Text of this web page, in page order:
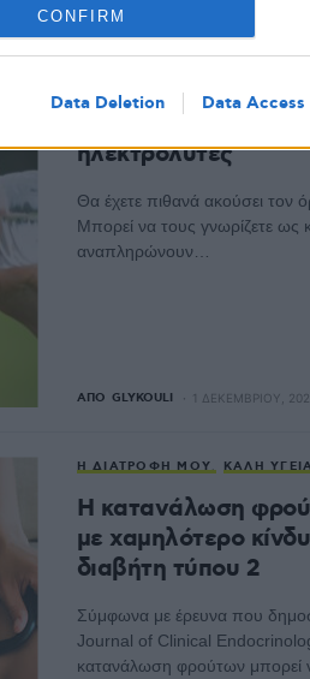
CONFIRM
Data Deletion Data Access
ΑΠΌ GLYKOULI
Τι πρέπει να
ηλεκτρολύτες
Θα έχετε πιθανά ακούσει τον
Μπορεί να τους γνωρίζετε ως
αναπληρώνουν…
ΑΠΌ GLYKOULI 1 ΔΕΚΕΜΒΡΊΟΥ, 2021
Η ΔΙΑΤΡΟΦΉ ΜΟΥ ΚΑΛΉ
Η κατανάλωση
με χαμηλότερο
διαβήτη τύπου 2
Σύμφωνα με έρευνα που
Journal of Clinical
κατανάλωση φρούτων μπορεί